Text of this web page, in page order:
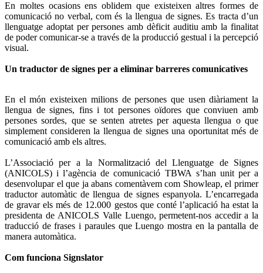
En moltes ocasions ens oblidem que existeixen altres formes de
comunicació no verbal, com és la llengua de signes. Es tracta d’un
llenguatge adoptat per persones amb dèficit auditiu amb la finalitat
de poder comunicar-se a través de la producció gestual i la percepció
visual.
Un traductor de signes per a eliminar barreres comunicatives
En el món existeixen milions de persones que usen diàriament la
llengua de signes, fins i tot persones oïdores que conviuen amb
persones sordes, que se senten atretes per aquesta llengua o que
simplement consideren la llengua de signes una oportunitat més de
comunicació amb els altres.
L’Associació per a la Normalització del Llenguatge de Signes
(ANICOLS) i l’agència de comunicació TBWA s’han unit per a
desenvolupar el que ja abans comentàvem com Showleap, el primer
traductor automàtic de llengua de signes espanyola. L’encarregada
de gravar els més de 12.000 gestos que conté l’aplicació ha estat la
presidenta de ANICOLS Valle Luengo, permetent-nos accedir a la
traducció de frases i paraules que Luengo mostra en la pantalla de
manera automàtica.
Com funciona Signslator